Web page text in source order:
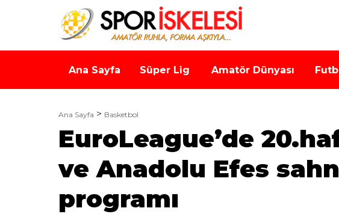
Ana Sayfa Süper Lig Amatör Dünyası
Ana Sayfa Basketbol
EuroLeague’de
ve Anadolu Efes
programı